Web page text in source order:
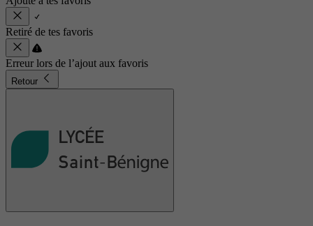
Retiré de tes favoris
Erreur lors de l’ajout aux favoris
Retour